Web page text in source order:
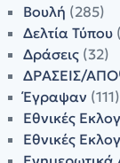
Βουλή (285)
Δελτία Τύπου
Δράσεις(32)
ΔΡΑΣΕΙΣ/
Έγραψαν (111)
Εθνικές
Εθνικές